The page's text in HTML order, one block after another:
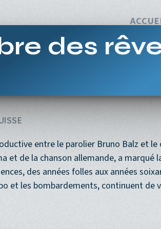
des
entre le parolier Bruno Balz et
et de la chanson allemande, a marqué
des années folles aux années
et les bombardements, continuent de